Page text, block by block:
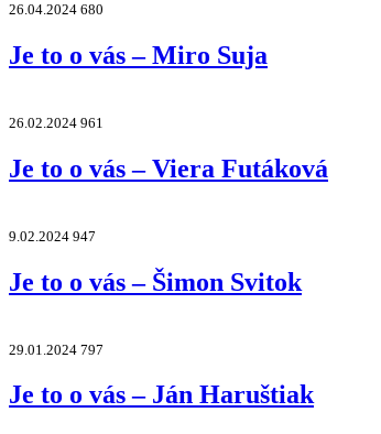
26.04.2024 680
Je to o vás – Miro Suja
26.02.2024 961
Je to o vás – Viera Futáková
9.02.2024 947
Je to o vás – Šimon Svitok
29.01.2024 797
Je to o vás – Ján Haruštiak